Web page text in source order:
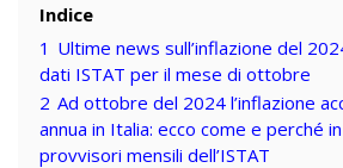
Indice
1 Ultime news sull’inflazione del
dati ISTAT per il mese di ottobre
2 Ad ottobre del 2024 l’inflazione
annua in Italia: ecco come e perché
provvisori mensili dell’ISTAT